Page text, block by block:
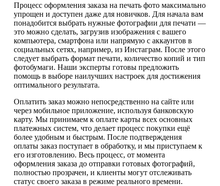
Процесс оформления заказа на печать фото максимально
упрощен и доступен даже для новичков. Для начала вам
понадобится выбрать нужные фотографии для печати —
это можно сделать, загрузив изображения с вашего
компьютера, смартфона или напрямую с аккаунтов в
социальных сетях, например, из Инстаграм. После этого
следует выбрать формат печати, количество копий и тип
фотобумаги. Наши эксперты готовы предложить
помощь в выборе наилучших настроек для достижения
оптимального результата.
Оплатить заказ можно непосредственно на сайте или
через мобильное приложение, используя банковскую
карту. Мы принимаем к оплате карты всех основных
платежных систем, что делает процесс покупки ещё
более удобным и быстрым. После подтверждения
оплаты заказ поступает в обработку, и мы приступаем к
его изготовлению. Весь процесс, от момента
оформления заказа до отправки готовых фотографий,
полностью прозрачен, и клиенты могут отслеживать
статус своего заказа в режиме реального времени.